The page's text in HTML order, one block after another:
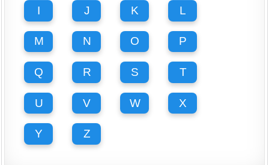
I J K L
M N O P
Q R S T
U V W X
Y Z